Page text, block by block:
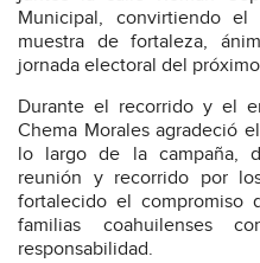
Municipal, convirtiendo
muestra de fortaleza,
jornada electoral del
Durante el recorrido y el
Chema Morales agradeció
lo largo de la campaña,
reunión y recorrido por
fortalecido el compromiso
familias coahuilenses
responsabilidad.